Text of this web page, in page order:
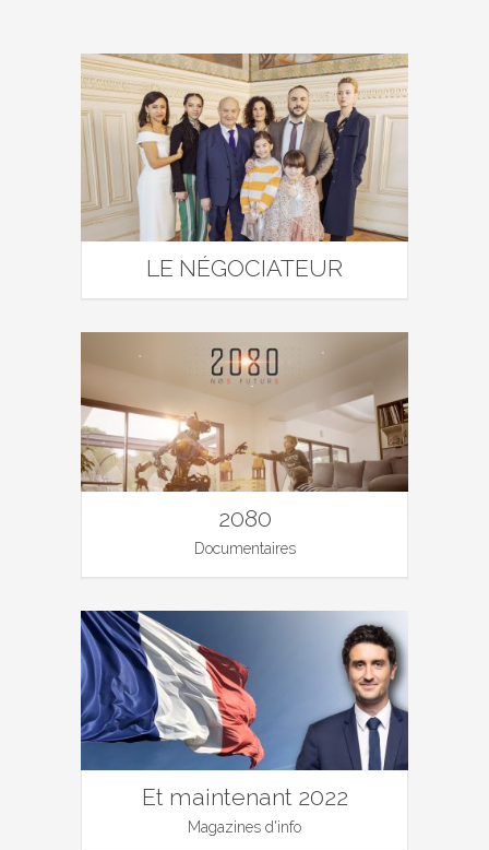
LE NÉGOCIATEUR
2080
Documentaires
Et maintenant 2022
Magazines d'info